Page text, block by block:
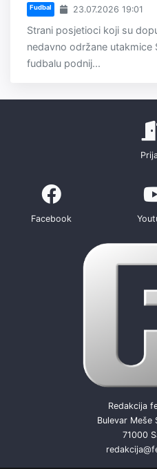
Fudbal 23.07.2026 19:01
Strani posjetioci koji su
nedavno održane
fudbalu podnij...
Facebook
Redakcija
Bulevar Meše
71000